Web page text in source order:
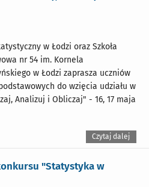
w Łodzi oraz Szkoła
nr 54 im. Kornela
w Łodzi zaprasza uczniów
do wzięcia udziału w
Analizuj i Obliczaj" - 16, 17 maja
Czytaj dalej
"Statystyka w